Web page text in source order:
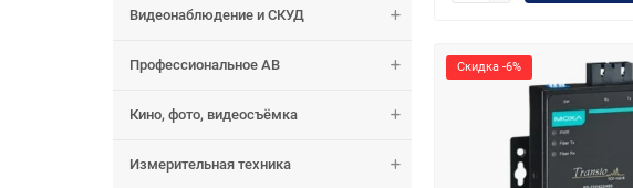
Видеонаблюдение и СКУД
Профессиональное АВ
Кино, фото, видеосъёмка
Измерительная техника
Скидка -6%